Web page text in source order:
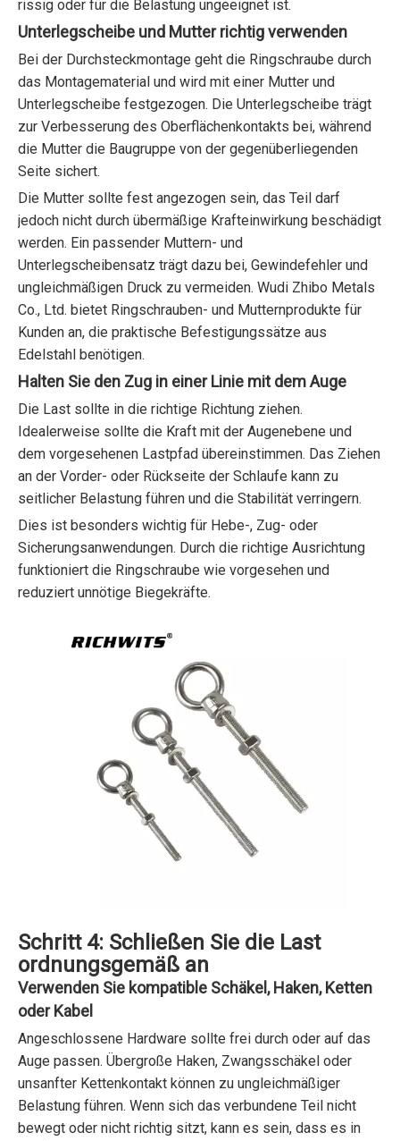
rissig oder für die Belastung ungeeignet ist.
Unterlegscheibe und Mutter richtig verwenden
Bei der Durchsteckmontage geht die Ringschraube durch
das Montagematerial und wird mit einer Mutter und
Unterlegscheibe festgezogen. Die Unterlegscheibe trägt
zur Verbesserung des Oberflächenkontakts bei, während
die Mutter die Baugruppe von der gegenüberliegenden
Seite sichert.
Die Mutter sollte fest angezogen sein, das Teil darf
jedoch nicht durch übermäßige Krafteinwirkung beschädigt
werden. Ein passender Muttern- und
Unterlegscheibensatz trägt dazu bei, Gewindefehler und
ungleichmäßigen Druck zu vermeiden. Wudi Zhibo Metals
Co., Ltd. bietet Ringschrauben- und Mutternprodukte für
Kunden an, die praktische Befestigungssätze aus
Edelstahl benötigen.
Halten Sie den Zug in einer Linie mit dem Auge
Die Last sollte in die richtige Richtung ziehen.
Idealerweise sollte die Kraft mit der Augenebene und
dem vorgesehenen Lastpfad übereinstimmen. Das Ziehen
an der Vorder- oder Rückseite der Schlaufe kann zu
seitlicher Belastung führen und die Stabilität verringern.
Dies ist besonders wichtig für Hebe-, Zug- oder
Sicherungsanwendungen. Durch die richtige Ausrichtung
funktioniert die Ringschraube wie vorgesehen und
reduziert unnötige Biegekräfte.
Schritt 4: Schließen Sie die Last
ordnungsgemäß an
Verwenden Sie kompatible Schäkel, Haken, Ketten
oder Kabel
Angeschlossene Hardware sollte frei durch oder auf das
Auge passen. Übergroße Haken, Zwangsschäkel oder
unsanfter Kettenkontakt können zu ungleichmäßiger
Belastung führen. Wenn sich das verbundene Teil nicht
bewegt oder nicht richtig sitzt, kann es sein, dass es in